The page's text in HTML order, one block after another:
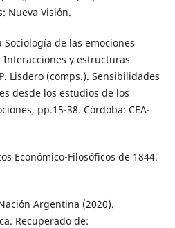
Nueva Visión.
Sociología de las emociones
y estructuras
Lisdero (comps.). Sensibilidades
desde los estudios de los
pp.15-38. Córdoba: CEA-
Económico-Filosóficos de 1844.
Argentina (2020).
Recuperado de: